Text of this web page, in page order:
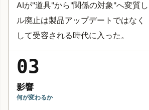
AIが"道具"から"関係の対象"へ変質
ル廃止は製品アップデートではなく
して受容される時代に入った。
03
影響
何が変わるか